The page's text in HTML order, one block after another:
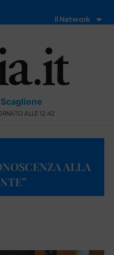
Il Network
ALLE 12:42
ALLA